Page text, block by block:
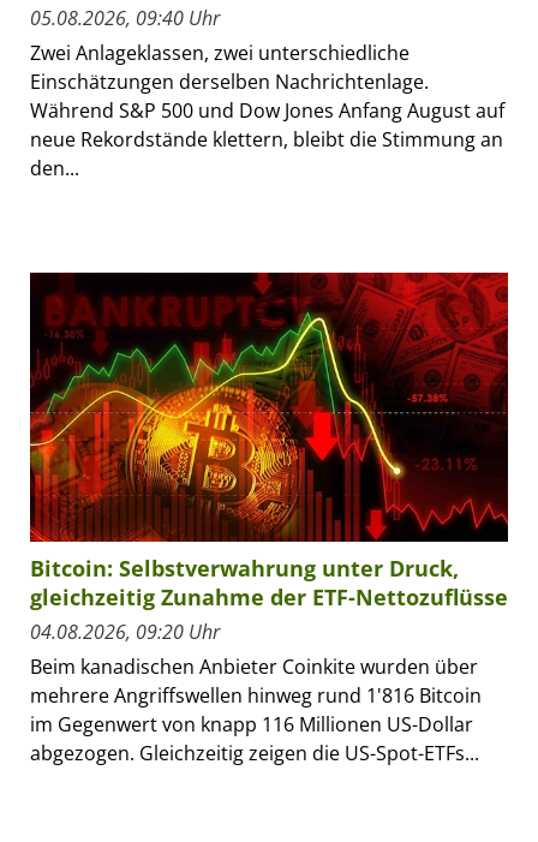
05.08.2026, 09:40 Uhr
Zwei Anlageklassen, zwei unterschiedliche
Einschätzungen derselben Nachrichtenlage.
Während S&P 500 und Dow Jones Anfang August auf
neue Rekordstände klettern, bleibt die Stimmung an
den...
Bitcoin: Selbstverwahrung unter Druck,
gleichzeitig Zunahme der ETF-Nettozuflüsse
04.08.2026, 09:20 Uhr
Beim kanadischen Anbieter Coinkite wurden über
mehrere Angriffswellen hinweg rund 1'816 Bitcoin
im Gegenwert von knapp 116 Millionen US-Dollar
abgezogen. Gleichzeitig zeigen die US-Spot-ETFs...